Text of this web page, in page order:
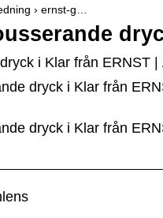
› ernst-g…
i Klar från ERNST |
dryck i Klar från
dryck i Klar från